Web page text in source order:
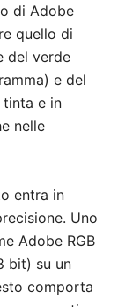
di Adobe
quello di
del verde
e del
tinta e in
nelle
entra in
Uno
Adobe RGB
bit) su un
comporta